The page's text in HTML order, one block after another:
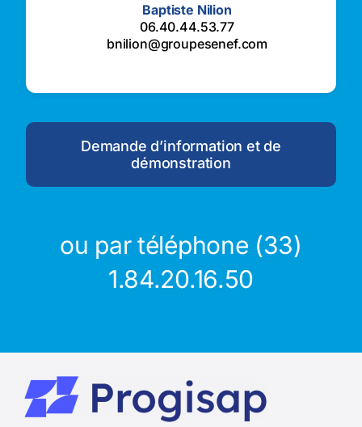
Baptiste Nilion
06.40.44.53.77
bnilion@groupesenef.com
Demande d’information et de
démonstration
ou par téléphone (33)
1.84.20.16.50